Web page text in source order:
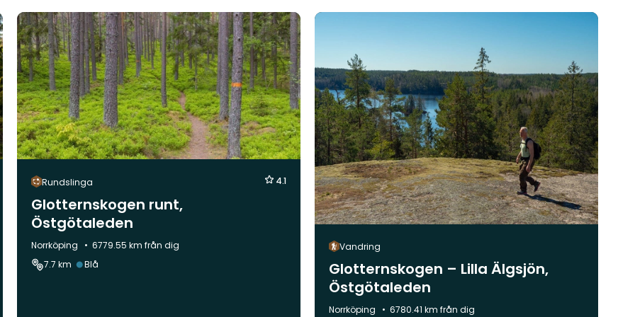
Rundslinga 4.1
Glotternskogen runt,
Östgötaleden
Kommun:
Norrköping
6779.55 km från dig
7.7 km
Svårighetsgrad:
Blå
Vandring
Glotternskogen – Lilla Älgsjön,
Östgötaleden
Kommun:
Norrköping 6780.41 km från dig